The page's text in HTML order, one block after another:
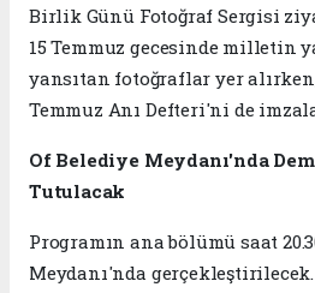
Birlik Günü Fotoğraf Sergisi
15 Temmuz gecesinde milletin
yansıtan fotoğraflar yer
Temmuz Anı Defteri'ni de
Of Belediye Meydanı'nda
Tutulacak
Programın ana bölümü saat
Meydanı'nda gerçekleştirilecek.